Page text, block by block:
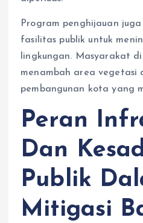
Program penghijauan
fasilitas publik untuk
lingkungan. Masyarakat
menambah area vegetasi
pembangunan kota yang
Peran
Dan
Publik
Mitigasi